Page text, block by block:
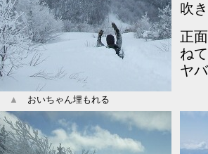
吹
正
ね
ヤ
▲ おいちゃん埋もれる